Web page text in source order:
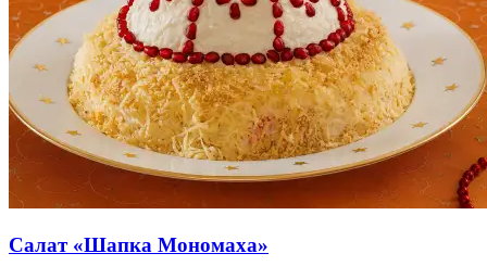
Салат «Шапка Мономаха»